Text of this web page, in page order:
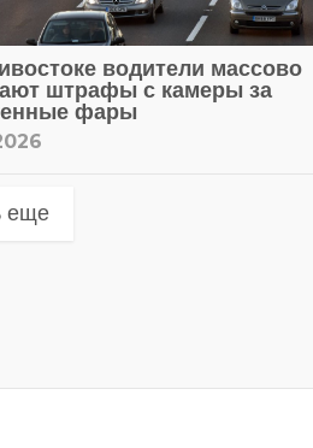
водители массово
штрафы с камеры за
фары
еще